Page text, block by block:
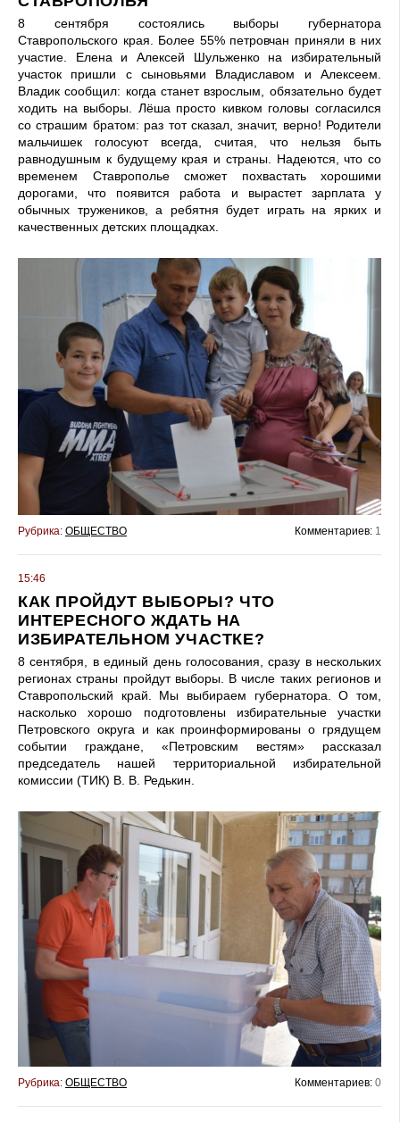
8 сентября состоялись выборы губернатора
Ставропольского края. Более 55% петровчан приняли в них
участие. Елена и Алексей Шульженко на избирательный
участок пришли с сыновьями Владиславом и Алексеем.
Владик сообщил: когда станет взрослым, обязательно будет
ходить на выборы. Лёша просто кивком головы согласился
со страшим братом: раз тот сказал, значит, верно! Родители
мальчишек голосуют всегда, считая, что нельзя быть
равнодушным к будущему края и страны. Надеются, что со
временем Ставрополье сможет похвастать хорошими
дорогами, что появится работа и вырастет зарплата у
обычных тружеников, а ребятня будет играть на ярких и
качественных детских площадках.
Рубрика: ОБЩЕСТВО Комментариев: 1
15:46
КАК ПРОЙДУТ ВЫБОРЫ? ЧТО
ИНТЕРЕСНОГО ЖДАТЬ НА
ИЗБИРАТЕЛЬНОМ УЧАСТКЕ?
8 сентября, в единый день голосования, сразу в нескольких
регионах страны пройдут выборы. В числе таких регионов и
Ставропольский край. Мы выбираем губернатора. О том,
насколько хорошо подготовлены избирательные участки
Петровского округа и как проинформированы о грядущем
событии граждане, «Петровским вестям» рассказал
председатель нашей территориальной избирательной
комиссии (ТИК) В. В. Редькин.
Рубрика: ОБЩЕСТВО Комментариев: 0